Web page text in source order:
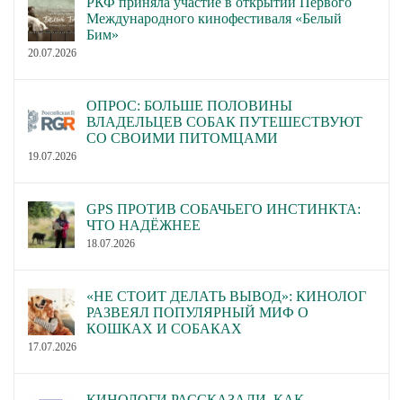
Международного кинофестиваля «Белый
Бим»
20.07.2026
ОПРОС: БОЛЬШЕ ПОЛОВИНЫ
ВЛАДЕЛЬЦЕВ СОБАК ПУТЕШЕСТВУЮТ
СО СВОИМИ ПИТОМЦАМИ
19.07.2026
GPS ПРОТИВ СОБАЧЬЕГО ИНСТИНКТА:
ЧТО НАДЁЖНЕЕ
18.07.2026
«НЕ СТОИТ ДЕЛАТЬ ВЫВОД»: КИНОЛОГ
РАЗВЕЯЛ ПОПУЛЯРНЫЙ МИФ О
КОШКАХ И СОБАКАХ
17.07.2026